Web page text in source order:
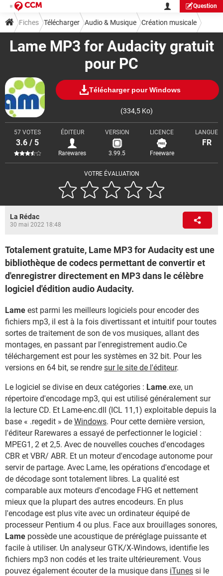
Question
Lame MP3 for Audacity gratuit
pour PC
Télécharger pour Windows
(334,5 Ko)
VOTRE ÉVALUATION
57 VOTES
3.6 / 5
ÉDITEUR
Rarewares
VERSION
3.99.5
LICENCE
Freeware
LANGUE
FR
Fiches Télécharger Audio & Musique Création musicale
La Rédac
30 mai 2022 18:48
Totalement gratuite, Lame MP3 for Audacity est une
bibliothèque de codecs permettant de convertir et
d'enregistrer directement en MP3 dans le célèbre
logiciel d'édition audio Audacity.
Lame est parmi les meilleurs logiciels pour encoder des
fichiers mp3, il est à la fois divertissant et intuitif pour toutes
sortes de traitement de son de vos musiques, allant des
montages, en passant par l'enregistrement audio.Ce
téléchargement est pour les systèmes en 32 bit. Pour les
versions en 64 bit, se rendre sur le site de l'éditeur.
Le logiciel se divise en deux catégories : Lame.exe, un
répertoire d'encodage mp3, qui est utilisé généralement sur
la lecture CD. Et Lame-enc.dll (ICL 11,1) exploitable depuis la
base « .regedit » de Windows. Pour cette dernière version,
l'éditeur Rarewares a essayé de perfectionner le logiciel :
MPEG1, 2 et 2,5. Avec de nouvelles couches d'encodages
CBR et VBR/ ABR. Et un moteur d'encodage autonome pour
servir de partage. Avec Lame, les opérations d'encodage et
de décodage sont totalement libres. La qualité est
comparable aux moteurs d'encodage FHG et nettement
mieux que la plupart des autres encodeurs. En plus
l'encodage est plus vite avec un ordinateur équipé de
processeur Pentium 4 ou plus. Face aux brouillages sonores,
Lame possède une acoustique de préréglage puissante et
facile à utiliser. Un analyseur GTK/X-Windows, identifie les
fichiers mp3 non codés et les traite ultérieurement. Vous
pouvez également écouter de la musique dans iTunes si le